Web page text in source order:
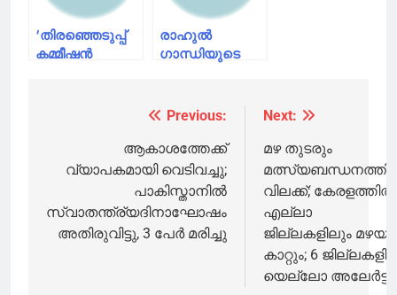
തിരഞ്ഞെടുപ്പ്
അട്ടിമറിച്ചു’;
രാഹുൽ ഗാന്ധി
കർണാടക
തിരഞ്ഞെടുപ്പ്
കമ്മിഷൻ
‘തിരഞ്ഞെടുപ്പ്
കമ്മീഷൻ
ആറ്റം ബോംബ്
എന്റെ
രാഹുല്‍ ഗാന്ധി
രാഹുൽ ​
ഗാന്ധിയുടെ
ആരോപണം;
തെരഞ്ഞെടുപ്പ്
കമ്മീഷന് പരാതി
നൽകി
കർണാടക
കോൺ​ഗ്രസ്
navigation
Previous:
ആകാശത്തേക്ക്
വ്യാപകമായി വെടിവച്ചു;
പാകിസ്താനിൽ
സ്വാതന്ത്ര്യദിനാഘോഷം
അതിരുവിട്ടു, 3 പേർ മരിച്ചു
Next:
മഴ തുടരും
വിലക്ക്; കേരളത്തിൽ
എല്ലാ
ജില്ലകളിലും
കാറ്റും; 6
യെല്ലോ അലേർട്ട്